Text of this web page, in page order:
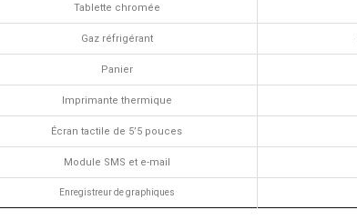
Tablette chromée
Gaz réfrigérant
Panier
Imprimante thermique
Écran tactile de 5’5 pouces
Module SMS et e-mail
Enregistreur de graphiques